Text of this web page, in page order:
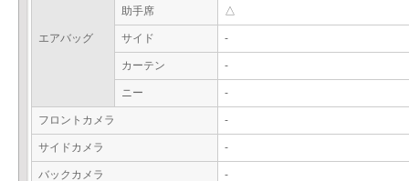
エアバッグ
助手席 △
サイド -
カーテン -
ニー -
フロントカメラ -
サイドカメラ -
バックカメラ -